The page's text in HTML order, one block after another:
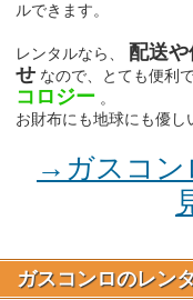
ルできます。
レンタルなら、
配送
せ なので、とても便利
コロジー 。
お財布にも地球にも優し
→ガスコン
ガスコンロのレン